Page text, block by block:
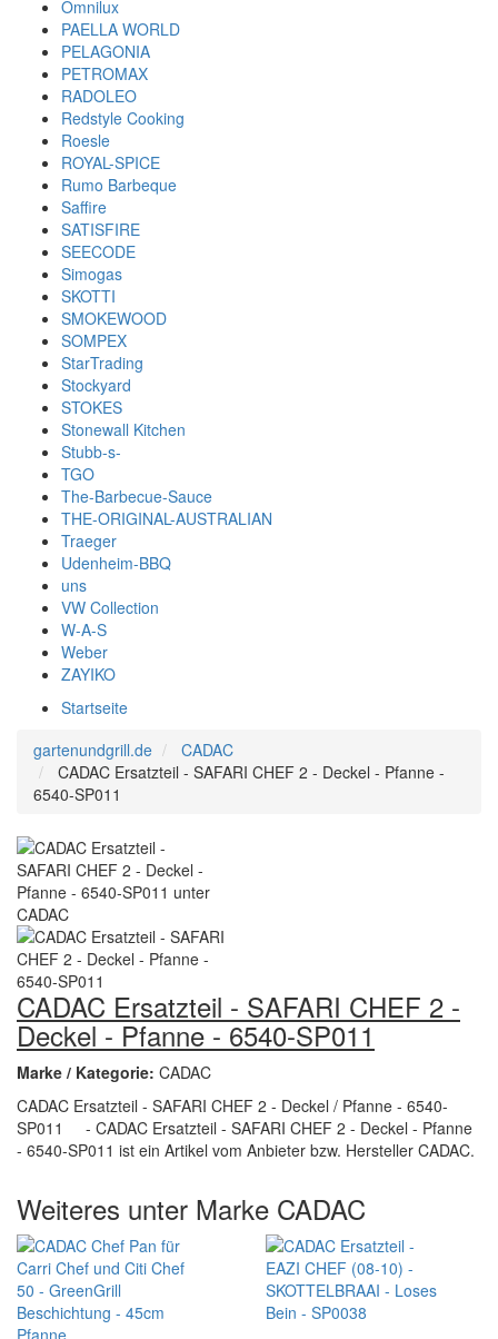
Omnilux
PAELLA WORLD
PELAGONIA
PETROMAX
RADOLEO
Redstyle Cooking
Roesle
ROYAL-SPICE
Rumo Barbeque
Saffire
SATISFIRE
SEECODE
Simogas
SKOTTI
SMOKEWOOD
SOMPEX
StarTrading
Stockyard
STOKES
Stonewall Kitchen
Stubb-s-
TGO
The-Barbecue-Sauce
THE-ORIGINAL-AUSTRALIAN
Traeger
Udenheim-BBQ
uns
VW Collection
W-A-S
Weber
ZAYIKO
Startseite
gartenundgrill.de
CADAC
CADAC Ersatzteil - SAFARI CHEF 2 - Deckel - Pfanne -
6540-SP011
CADAC Ersatzteil - SAFARI CHEF 2 -
Deckel - Pfanne - 6540-SP011
Marke / Kategorie: CADAC
CADAC Ersatzteil - SAFARI CHEF 2 - Deckel / Pfanne - 6540-
SP011 - CADAC Ersatzteil - SAFARI CHEF 2 - Deckel - Pfanne
- 6540-SP011 ist ein Artikel vom Anbieter bzw. Hersteller CADAC.
Weiteres unter Marke CADAC